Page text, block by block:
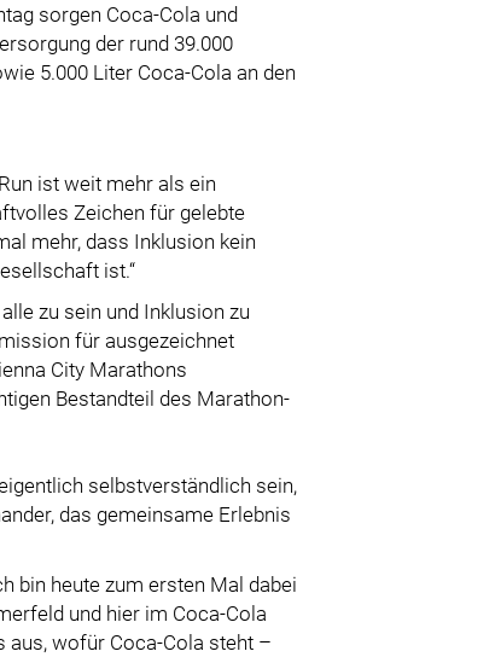
sorgen Coca-Cola und
der rund 39.000
5.000 Liter Coca-Cola an den
ist weit mehr als ein
Zeichen für gelebte
mehr, dass Inklusion kein
ist.“
zu sein und Inklusion zu
für ausgezeichnet
City Marathons
Bestandteil des Marathon-
selbstverständlich sein,
das gemeinsame Erlebnis
bin heute zum ersten Mal dabei
und hier im Coca-Cola
aus, wofür Coca-Cola steht –